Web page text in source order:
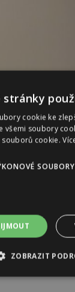
cookie ke
všemi soubory
souborů cookie.
SOUBORY
ZOBRAZIT